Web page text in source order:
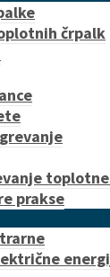
črpalk
prakse